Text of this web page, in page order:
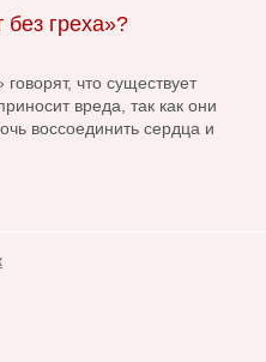
греха»?
что существует
вреда, так как они
воссоединить сердца и